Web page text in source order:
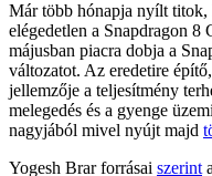
Már több hónapja nyílt
elégedetlen a Snapdragon
májusban piacra dobja a
változatot. Az eredetire
jellemzője a teljesítmény
melegedés és a gyenge
nagyjából mivel nyújt majd
Yogesh Brar forrásai szerint